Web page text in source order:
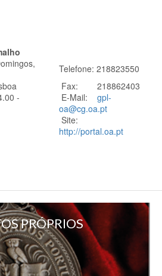
Telefone: 218823550
Fax: 218862403
-
E-Mail: gpl-
oa@cg.oa.pt
Site:
http://portal.oa.pt
PRÓPRIOS